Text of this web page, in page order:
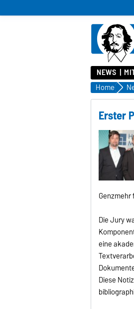
NEWS
Home
Erster
Die Jury
eine
Diese